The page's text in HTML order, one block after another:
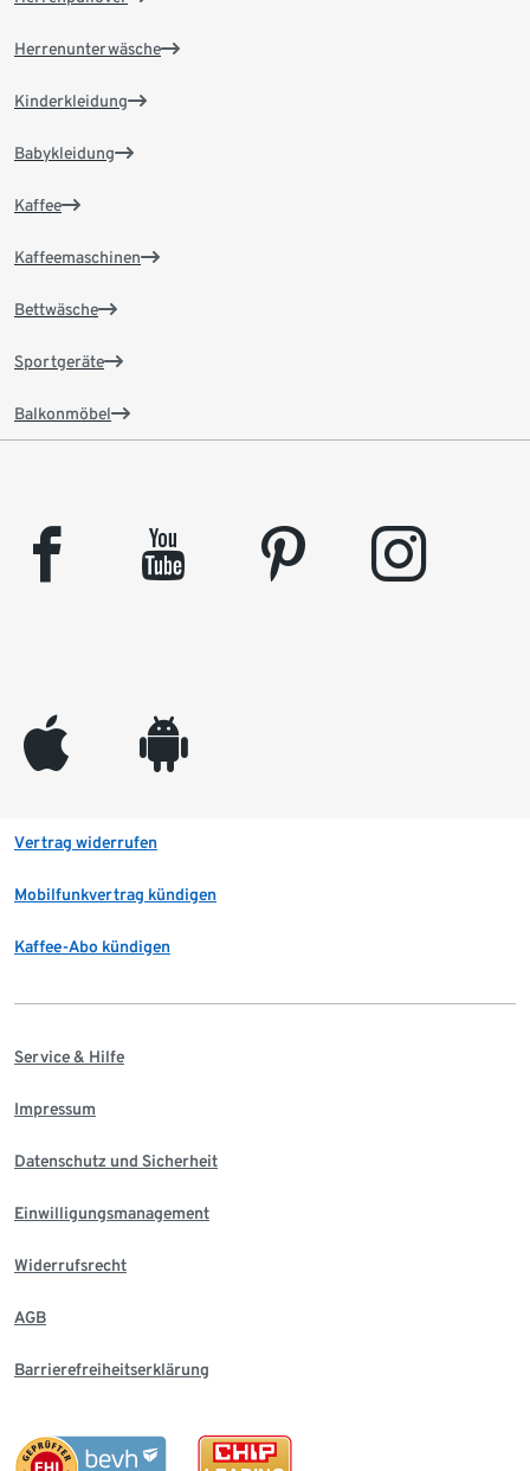
Herrenunterwäsche
Kinderkleidung
Babykleidung
Kaffee
Kaffeemaschinen
Bettwäsche
Sportgeräte
Balkonmöbel
facebook youtube pinterest instagram
appleinc android
Vertrag widerrufen
Mobilfunkvertrag kündigen
Kaffee-Abo kündigen
Service & Hilfe
Impressum
Datenschutz und Sicherheit
Einwilligungsmanagement
Widerrufsrecht
AGB
Barrierefreiheitserklärung